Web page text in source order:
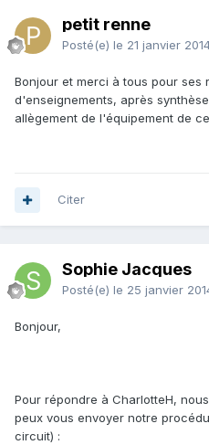
petit renne
Posté(e) le 21 janvier
Bonjour et merci à tous pour ses
d'enseignements, après
allègement de l'équipement de
Citer
Sophie Jacques
Posté(e) le 25 janvier
Bonjour,
Pour répondre à CharlotteH,
peux vous envoyer notre
circuit) :